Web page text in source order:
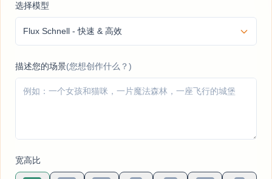
选择模型
描述您的场景(您想创作什么？)
宽高比